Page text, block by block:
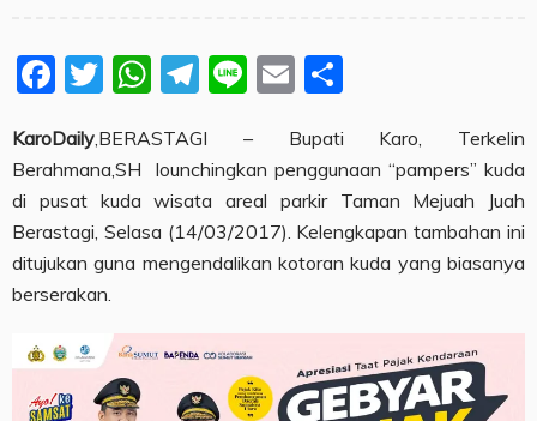
Facebook
Twitter
WhatsApp
Telegram
LineEmail
KaroDaily ,BERASTAGI – Bupati Karo, Terkelin
Berahmana,SH lounchingkan penggunaan “pampers” kuda
di pusat kuda wisata areal parkir Taman Mejuah Juah
Berastagi, Selasa (14/03/2017). Kelengkapan tambahan ini
ditujukan guna mengendalikan kotoran kuda yang biasanya
berserakan.